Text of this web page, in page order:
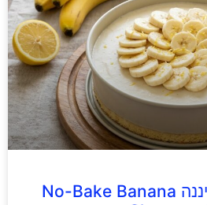
מתכון: עוגת גביננה No-Bake Banana